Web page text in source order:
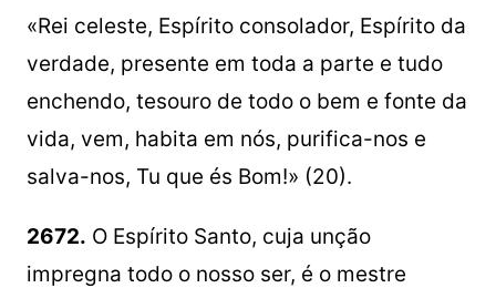
«Rei celeste, Espírito consolador, Espírito da
verdade, presente em toda a parte e tudo
enchendo, tesouro de todo o bem e fonte da
vida, vem, habita em nós, purifica-nos e
salva-nos, Tu que és Bom!» (20).
2672. O Espírito Santo, cuja unção
impregna todo o nosso ser, é o mestre